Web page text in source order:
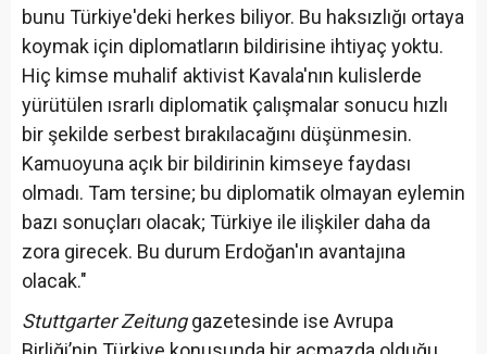
bunu Türkiye'deki herkes biliyor. Bu haksızlığı ortaya
koymak için diplomatların bildirisine ihtiyaç yoktu.
Hiç kimse muhalif aktivist Kavala'nın kulislerde
yürütülen ısrarlı diplomatik çalışmalar sonucu hızlı
bir şekilde serbest bırakılacağını düşünmesin.
Kamuoyuna açık bir bildirinin kimseye faydası
olmadı. Tam tersine; bu diplomatik olmayan eylemin
bazı sonuçları olacak; Türkiye ile ilişkiler daha da
zora girecek. Bu durum Erdoğan'ın avantajına
olacak."
Stuttgarter Zeitunggazetesinde ise Avrupa